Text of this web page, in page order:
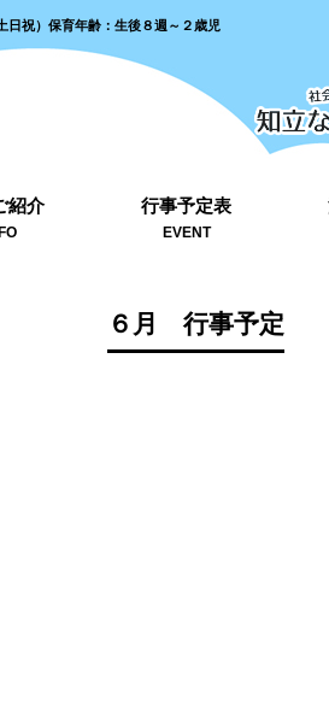
日祝）保育年齢：生後８週～２歳児
紹介 行事予定表
EVENT
６月 行事予定